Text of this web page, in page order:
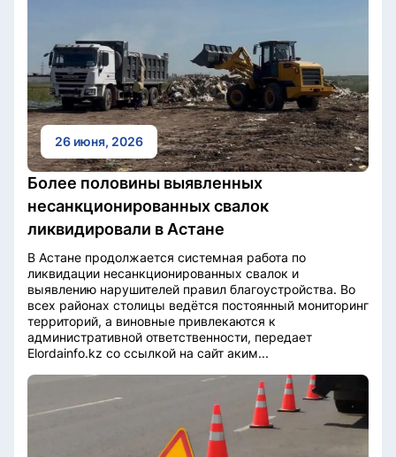
26 июня, 2026
Более половины выявленных
несанкционированных свалок
ликвидировали в Астане
В Астане продолжается системная работа по
ликвидации несанкционированных свалок и
выявлению нарушителей правил благоустройства. Во
всех районах столицы ведётся постоянный мониторинг
территорий, а виновные привлекаются к
административной ответственности, передает
Elordainfo.kz со ссылкой на сайт аким...